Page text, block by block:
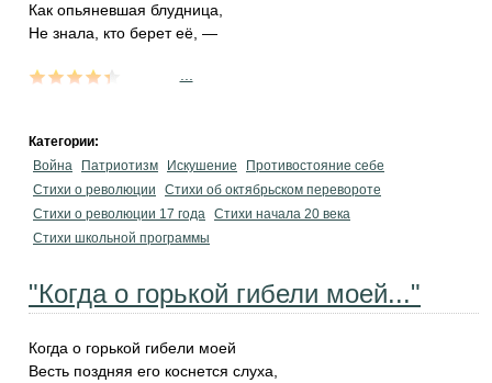
Как опьяневшая блудница,
Не знала, кто берет её, —
Категории:
Война
Патриотизм Искушение
Противостояние себе
Стихи о революции
Стихи об октябрьском перевороте
Стихи о революции 17 года
Стихи начала 20 века
Стихи школьной программы
"Когда о горькой гибели моей..."
Когда о горькой гибели моей
Весть поздняя его коснется слуха,